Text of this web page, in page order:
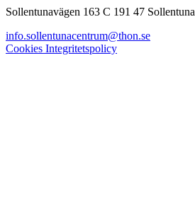
Sollentunavägen 163 C 191 47 Sollentuna
info.sollentunacentrum@thon.se
Cookies Integritetspolicy